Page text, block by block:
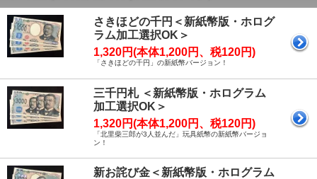
さきほどの千円＜新紙幣版・ホログ
ラム加工選択OK＞
1,320円(本体1,200円、税120円)
「さきほどの千円」の新紙幣バージョン！
三千円札 ＜新紙幣版・ホログラム
加工選択OK＞
1,320円(本体1,200円、税120円)
「北里柴三郎が3人並んだ」玩具紙幣の新紙幣バージョ
ン！
新お詫び金＜新紙幣版・ホログラム